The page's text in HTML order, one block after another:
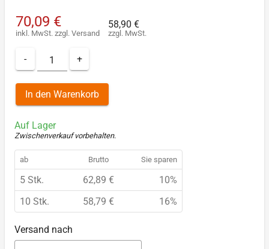
70,09 €
inkl. MwSt. zzgl. Versand
58,90 €
zzgl. MwSt.
- +
In den Warenkorb
Auf Lager
Zwischenverkauf vorbehalten.
ab Brutto Sie sparen
5 Stk. 62,89 €
10%
10 Stk.
58,79 € 16%
Versand nach